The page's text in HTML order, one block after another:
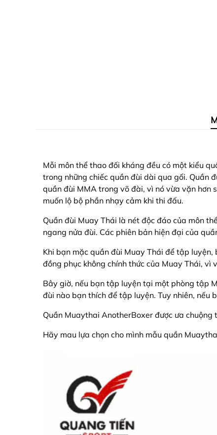
Mỗi môn thể thao đối kháng đều có một kiểu
trong những chiếc quần đùi dài qua gối. Quần
quần đùi MMA trong võ đài, vì nó vừa vặn hơn
muốn lộ bộ phần nhạy cảm khi thi đấu.
Quần đùi Muay Thái là nét độc đáo của môn
ngang nửa đùi. Các phiên bản hiện đại của
Khi bạn mặc quần đùi Muay Thái để tập
đồng phục không chính thức của Muay Thái,
Bây giờ, nếu bạn tập luyện tại một phòng tập
đùi nào bạn thích để tập luyện. Tuy nhiên, nếu
Quần Muaythai AnotherBoxer được ưa
Hãy mau lựa chọn cho mình mẫu quần